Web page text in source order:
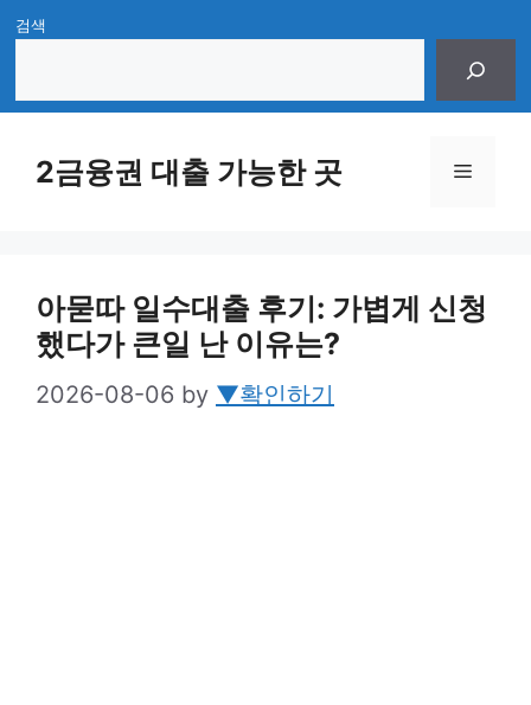
Skip
content
검색
2금융권 대출 가능한 곳 Menu
아묻따 일수대출 후기: 가볍게 신청
했다가 큰일 난 이유는?
2026-08-06 by ▼확인하기